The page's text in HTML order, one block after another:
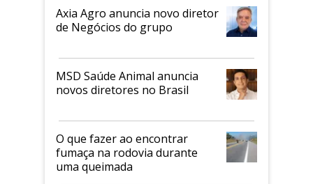
Axia Agro anuncia novo diretor
de Negócios do grupo
MSD Saúde Animal anuncia
novos diretores no Brasil
O que fazer ao encontrar
fumaça na rodovia durante
uma queimada